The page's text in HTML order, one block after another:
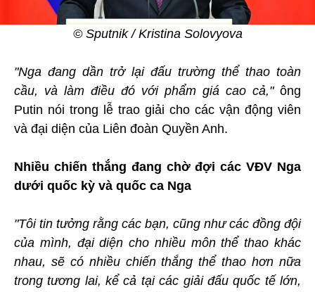
© Sputnik / Kristina Solovyova
"Nga đang dần trở lại đấu trường thể thao toàn
cầu, và làm điều đó với phẩm giá cao cả,"ông
Putin nói trong lễ trao giải cho các vận động viên
và đại diện của Liên đoàn Quyền Anh.
Nhiều chiến thắng đang chờ đợi các VĐV Nga
dưới quốc kỳ và quốc ca Nga
"Tôi tin tưởng rằng các bạn, cũng như các đồng đội
của mình, đại diện cho nhiều môn thể thao khác
nhau, sẽ có nhiều chiến thắng thể thao hơn nữa
trong tương lai, kể cả tại các giải đấu quốc tế lớn,